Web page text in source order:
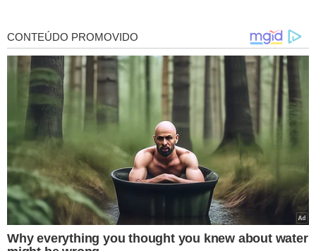
mulher e anunciou o assalto
, momento em que o
menor foi atingido com um tiro de arma de fogo na
região da virilha, segundo o Portal Elias Lacerda. O
comparsa fugiu.
A Polícia Militar foi acionada, assim como o Serviço de
Atendimento Móvel de Urgência (SAMU), o qual socorreu
o menor para o Hospital de Urgência de Teresina (HUT).
O caso deve ser investigado pela Polícia Civil do
Maranhão.